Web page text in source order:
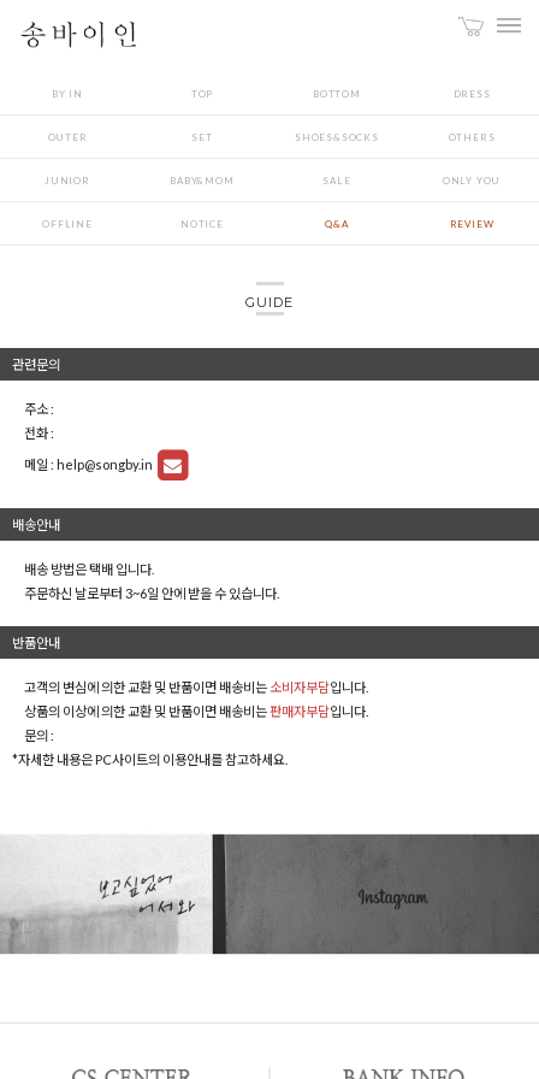
BY IN TOP BOTTOM DRESS
OUTER SET SHOES&SOCKS OTHERS
JUNIOR BABY&MOM SALE ONLY YOU
OFFLINE NOTICE Q&A REVIEW
GUIDE
관련문의
주소 :
전화 :
메일 : help@songby.in
배송안내
배송 방법은 택배 입니다.
주문하신 날로부터 3~6일 안에 받을 수 있습니다.
반품안내
고객의 변심에 의한 교환 및 반품이면 배송비는 소비자부담입니다.
상품의 이상에 의한 교환 및 반품이면 배송비는판매자부담입니다.
문의 :
*자세한 내용은 PC사이트의 이용안내를 참고하세요.